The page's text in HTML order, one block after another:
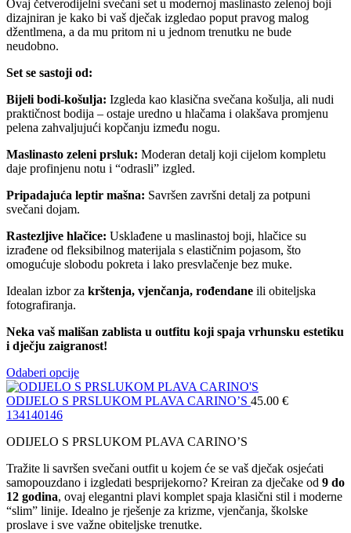
Ovaj četverodijelni svečani set u modernoj maslinasto zelenoj boji
dizajniran je kako bi vaš dječak izgledao poput pravog malog
džentlmena, a da mu pritom ni u jednom trenutku ne bude
neudobno.
Set se sastoji od:
Bijeli bodi-košulja: Izgleda kao klasična svečana košulja, ali nudi
praktičnost bodija – ostaje uredno u hlačama i olakšava promjenu
pelena zahvaljujući kopčanju između nogu.
Maslinasto zeleni prsluk: Moderan detalj koji cijelom kompletu
daje profinjenu notu i “odrasli” izgled.
Pripadajuća leptir mašna: Savršen završni detalj za potpuni
svečani dojam.
Rastezljive hlačice: Usklađene u maslinastoj boji, hlačice su
izrađene od fleksibilnog materijala s elastičnim pojasom, što
omogućuje slobodu pokreta i lako presvlačenje bez muke.
Idealan izbor za krštenja, vjenčanja, rođendane ili obiteljska
fotografiranja.
Neka vaš mališan zablista u outfitu koji spaja vrhunsku estetiku
i dječju zaigranost!
Odaberi opcije
ODIJELO S PRSLUKOM PLAVA CARINO’S 45.00 €
134140146
ODIJELO S PRSLUKOM PLAVA CARINO’S
Tražite li savršen svečani outfit u kojem će se vaš dječak osjećati
samopouzdano i izgledati besprijekorno? Kreiran za dječake od 9 do
12 godina, ovaj elegantni plavi komplet spaja klasični stil i moderne
“slim” linije. Idealno je rješenje za krizme, vjenčanja, školske
proslave i sve važne obiteljske trenutke.